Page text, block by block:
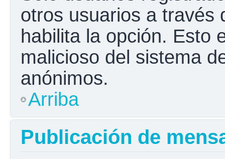
otros usuarios a través
habilita la opción. Esto
malicioso del sistema
anónimos.
Arriba
Publicación de